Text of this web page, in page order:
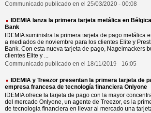
Communicado publicado en el 25/03/2020 - 00:08
IDEMIA lanza la primera tarjeta metálica en
Bank
IDEMIA suministra la primera tarjeta de pago metálica
a mediados de noviembre para los clientes Elite y
Bank. Con esta nueva tarjeta de pago, Nagelmackers
clientes Elite y ...
Communicado publicado en el 18/11/2019 - 16:05
IDEMIA y Treezor presentan la primera tarjeta de
empresa francesa de tecnología financiera Onlyone
IDEMIA ofrece la tarjeta de pago con la mayor
del mercado Onlyone, un agente de Treezor, es la
de tecnología financiera en llevar al mercado una